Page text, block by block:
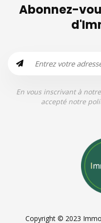
Abonnez-
En vous inscrivant à
accepté notre
Copyright © 2023